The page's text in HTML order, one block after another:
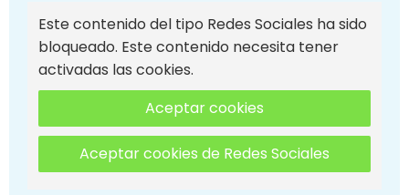
Este contenido del tipo Redes Sociales ha sido
bloqueado. Este contenido necesita tener
activadas las cookies.
Aceptar cookies
Aceptar cookies de Redes Sociales